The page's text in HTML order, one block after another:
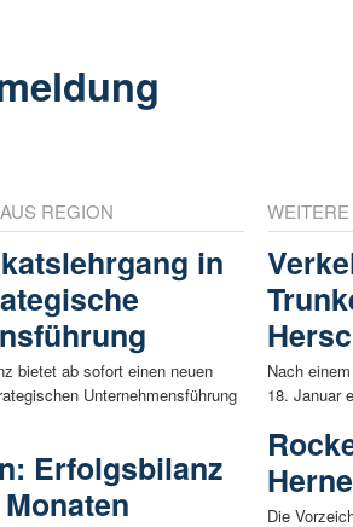
REGION
in
bietet ab sofort einen neuen
Unternehmensführung
Erfolgsbilanz
Nach
18. Januar
Die